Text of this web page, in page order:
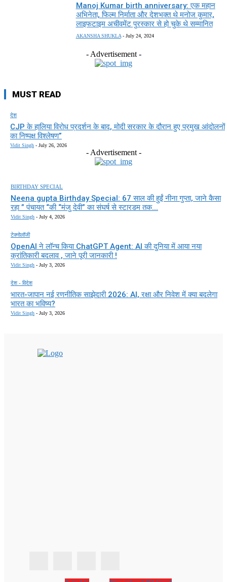
Manoj Kumar birth anniversary: एक महान
अभिनेता, फिल्म निर्माता और देशभक्त थे मनोज कुमार,
लाइफटाइम अचीवमेंट पुरस्कार से हो चुके थे सम्मानित
AKANSHA SHUKLA - July 24, 2024
- Advertisement -
MUST READ
देश
CJP के हालिया विरोध प्रदर्शन के बाद, मोदी सरकार के दौरान हुए प्रमुख आंदोलनों
का निष्पक्ष विश्लेषण”
Vidit Singh - July 26, 2026
- Advertisement -
BIRTHDAY SPECIAL
Neena gupta Birthday Special: 67 साल की हुईं नीना गुप्ता, जाने कैसा
रहा ” पंचायत “की “मंजु देवी” का संघर्ष से स्टारडम तक...
Vidit Singh - July 4, 2026
टेक्नोलॉजी
OpenAI ने लॉन्च किया ChatGPT Agent: AI की दुनिया में आया नया
क्रांतिकारी बदलाव , जाने पूरी जानकारी !
Vidit Singh - July 3, 2026
देश - विदेश
भारत-जापान नई रणनीतिक साझेदारी 2026: AI, रक्षा और निवेश में क्या बदलेगा
भारत का भविष्य?
Vidit Singh - July 3, 2026